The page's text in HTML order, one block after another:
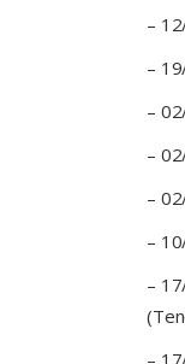
–
–
–
–
–
–
–
–